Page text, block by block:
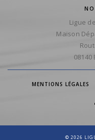
Ligue
Maison
08140
MENTIONS LÉGALES
© 2026